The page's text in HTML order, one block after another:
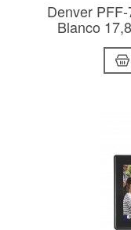
Denver
Blanco